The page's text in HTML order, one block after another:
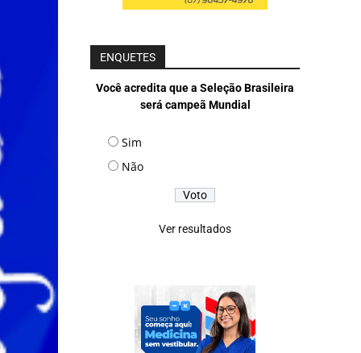
ENQUETES
Você acredita que a Seleção Brasileira
será campeã Mundial
Sim
Não
Ver resultados